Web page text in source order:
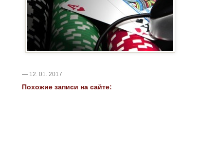
— 12. 01. 2017
Похожие записи на сайте: